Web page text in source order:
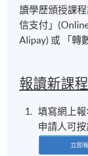
讀學歷頒授課
信支付」
Alipay) 或 「轉
報讀新課程
填寫網上
申請人可